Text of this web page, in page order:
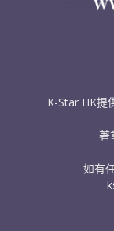
K-Star HK提
著
如有